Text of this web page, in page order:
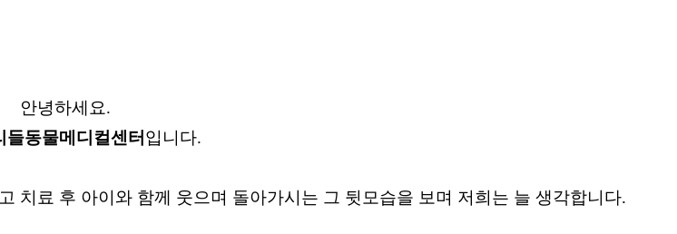
안녕하세요.
들동물메디컬센터 입니다.
치료 후 아이와 함께 웃으며 돌아가시는 그 뒷모습을 보며 저희는 늘 생각합니다.